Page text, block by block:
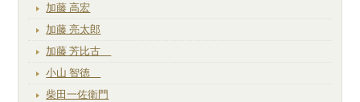
加藤 高宏
加藤 亮太郎
加藤 芳比古
小山 智徳
柴田一佐衛門